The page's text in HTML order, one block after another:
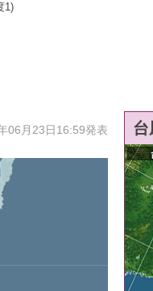
1)
06月23日16:59発表